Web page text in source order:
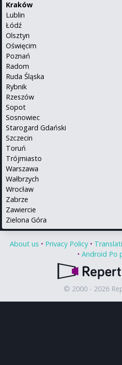
Kraków
Lublin
Łódź
Olsztyn
Oświęcim
Poznań
Radom
Ruda Śląska
Rybnik
Rzeszów
Sopot
Sosnowiec
Starogard Gdański
Szczecin
Toruń
Trójmiasto
Warszawa
Wałbrzych
Wrocław
Zabrze
Zawiercie
Zielona Góra
About us • Privacy Policy•
• Android Po
© 2000 - 2026